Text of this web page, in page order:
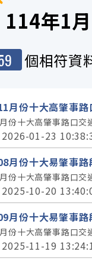
114年1
個相符資
月份十大高肇事路
份十大高肇事路口交
2026-01-23
月份十大易肇事
份十大高肇事路口交
2025-10-20
月份十大易肇事
份十大高肇事路口交
2025-11-19